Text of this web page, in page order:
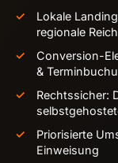
Lokale
regionale
Conversion-
&
Rechtssicher:
Priorisierte
Einweisung